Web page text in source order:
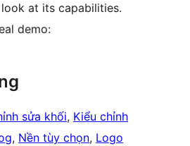
at its capabilities.
demo:
sửa khối, Kiểu chỉnh
, Nền tùy chọn, Logo